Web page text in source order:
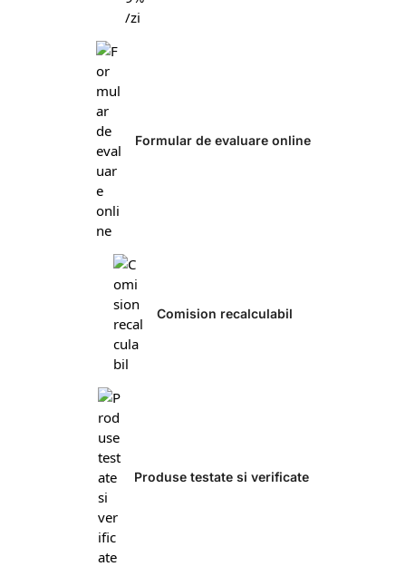
Formular de evaluare online
Comision recalculabil
Produse testate si verificate